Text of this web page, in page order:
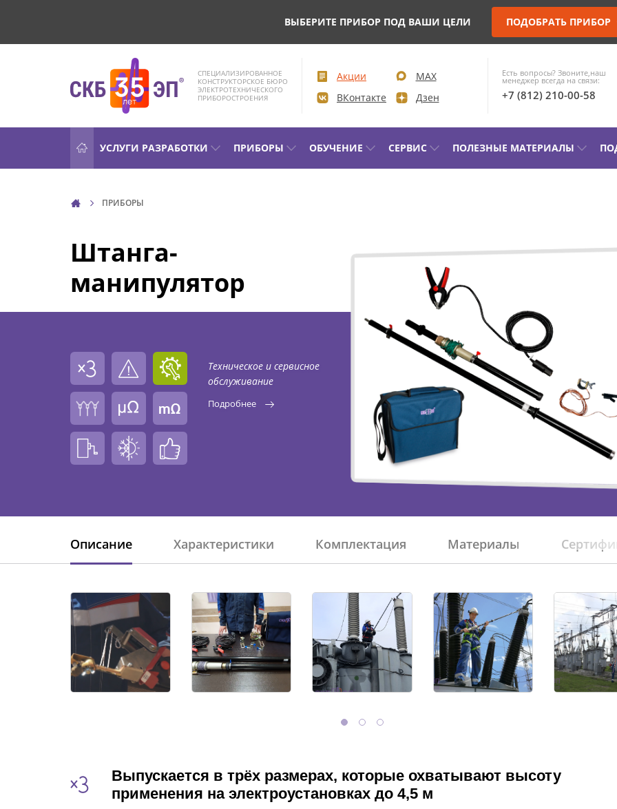
ВЫБЕРИТЕ ПРИБОР ПОД ВАШИ ЦЕЛИ ПОДОБРАТЬ ПРИБОР
СПЕЦИАЛИЗИРОВАННОЕ
КОНСТРУКТОРСКОЕ БЮРО
ЭЛЕКТРОТЕХНИЧЕСКОГО
ПРИБОРОСТРОЕНИЯ
Акции
MAX
ВКонтакте
Дзен
Есть вопросы? Звоните,наш
менеджер всегда на связи:
+7 (812) 210-00-58
УСЛУГИ РАЗРАБОТКИ ПРИБОРЫ
УПРАВЛЕНИЕ ПРИВОДОМ ВВ И
ПРОВЕРКА МИНИМАЛЬНОГО
НАПРЯЖЕНИЯ СРАБАТЫВАНИЯ
ИЗМЕРЕНИЕ СОПРОТИВЛЕНИЯ В
БЕЗИНДУКТИВНЫХ ОБЪЕКТАХ
ИЗМЕРЕНИЕ СОПРОТИВЛЕНИЯ В
ИНДУКТИВНЫХ ОБЪЕКТАХ
РАЗМАГНИЧИВАНИЕ
ТРАНСФОРМАТОРОВ
ИСПЫТАНИЯ НА НАГРЕВ (ТЕСТ
АРХИВ
ОБУЧЕНИЕ СЕРВИС ПОЛЕЗНЫЕ МАТЕРИАЛЫ
ПРИБОРЫ
Штанга-
манипулятор
Техническое и сервисное
обслуживание
Подробнее
Описание Характеристики Комплектация Материалы
Выпускается в трёх размерах, которые охватывают высоту
применения на электроустановках до 4,5 м